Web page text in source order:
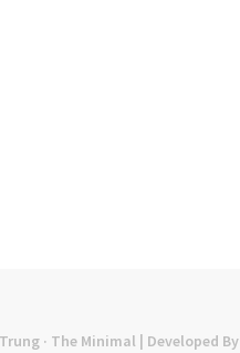
· The Minimal | Developed By